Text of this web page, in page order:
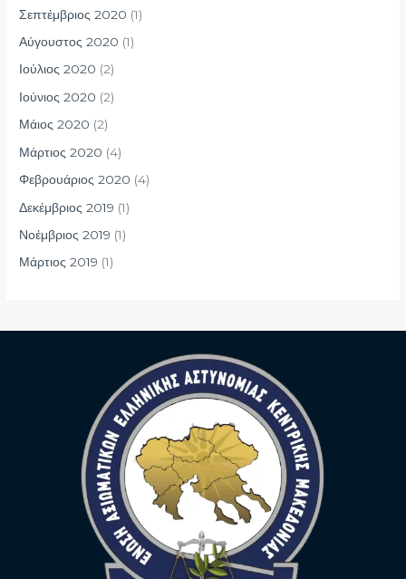
Σεπτέμβριος 2020 (1)
Αύγουστος 2020 (1)
Ιούλιος 2020 (2)
Ιούνιος 2020 (2)
Μάιος 2020 (2)
Μάρτιος 2020 (4)
Φεβρουάριος 2020 (4)
Δεκέμβριος 2019 (1)
Νοέμβριος 2019 (1)
Μάρτιος 2019 (1)